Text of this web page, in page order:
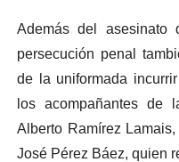
Además del
persecución penal
de la uniformada
los acompañantes de
Alberto Ramírez
José Pérez Báez, quien